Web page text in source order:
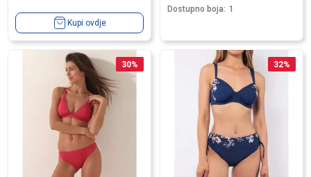
Kupi ovdje
Dostupno boja: 1
30% 32%